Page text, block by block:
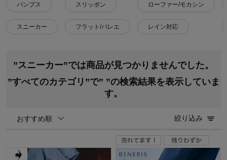
パンプス
スニーカー
スリッポン
フラット/バレエ
ローファー/モカシン
レイン対応
”スニーカー”では商品が見つかりませんでした。
”すべてのカテゴリ”で” ”の検索結果を表示していま
す。
おすすめ順 絞り込み